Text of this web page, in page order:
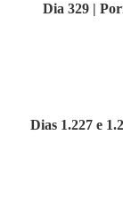
Dia 329 |
Dias 1.227 e